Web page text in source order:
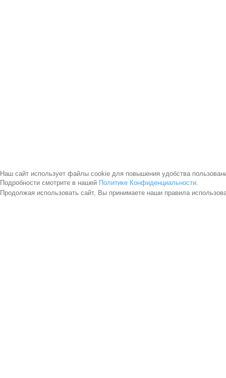
Наш сайт использует файлы cookie для повышения удобства
Подробности смотрите в нашей Политике Конфиденциальности.
Продолжая использовать сайт, Вы принимаете наши правила